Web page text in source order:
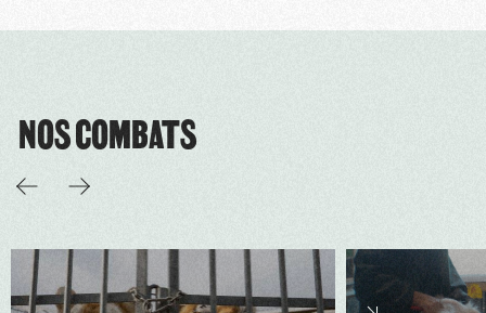
NOS COMBATS